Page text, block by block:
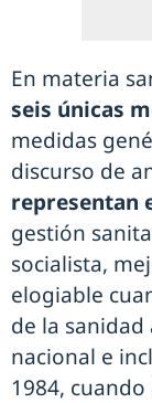
En materia
seis únicas
medidas
discurso de
representan
gestión
socialista,
elogiable
de la
nacional e
1984,